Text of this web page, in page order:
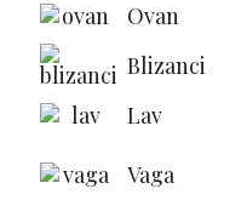
Ovan
Blizanci
Lav
Vaga